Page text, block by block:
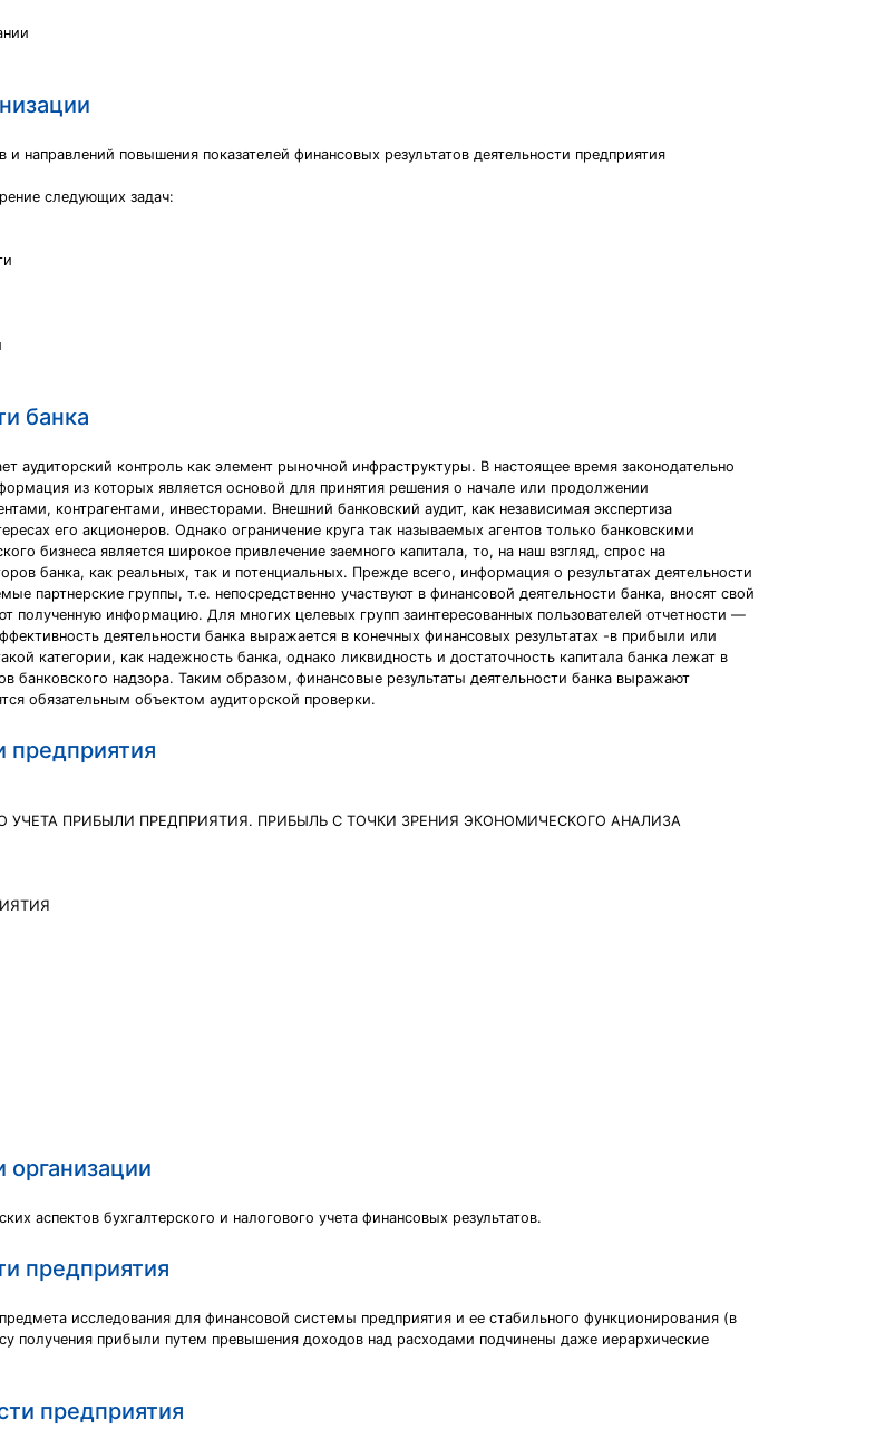
направлений повышения показателей финансовых результатов деятельности предприятия
следующих задач:
банка
аудиторский контроль как элемент рыночной инфраструктуры. В настоящее время законодательно
из которых является основой для принятия решения о начале или продолжении
контрагентами, инвесторами. Внешний банковский аудит, как независимая экспертиза
его акционеров. Однако ограничение круга так называемых агентов только банковскими
бизнеса является широкое привлечение заемного капитала, то, на наш взгляд, спрос на
банка, как реальных, так и потенциальных. Прежде всего, информация о результатах деятельности
партнерские группы, т.е. непосредственно участвуют в финансовой деятельности банка, вносят свой
полученную информацию. Для многих целевых групп заинтересованных пользователей отчетности —
деятельности банка выражается в конечных финансовых результатах -в прибыли или
категории, как надежность банка, однако ликвидность и достаточность капитала банка лежат в
банковского надзора. Таким образом, финансовые результаты деятельности банка выражают
обязательным объектом аудиторской проверки.
предприятия
УЧЕТА ПРИБЫЛИ ПРЕДПРИЯТИЯ. ПРИБЫЛЬ С ТОЧКИ ЗРЕНИЯ ЭКОНОМИЧЕСКОГО АНАЛИЗА
организации
аспектов бухгалтерского и налогового учета финансовых результатов.
предприятия
исследования для финансовой системы предприятия и ее стабильного функционирования (в
получения прибыли путем превышения доходов над расходами подчинены даже иерархические
предприятия